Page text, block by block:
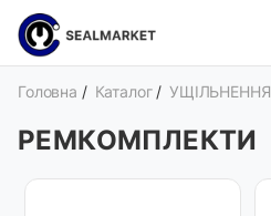
Головна / Каталог /УЩІЛЬНЕННЯ
РЕМКОМПЛЕКТИ